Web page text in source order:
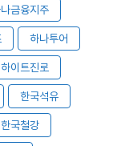
금융지주
하나투어
하이트진로
한국석유
한국철강